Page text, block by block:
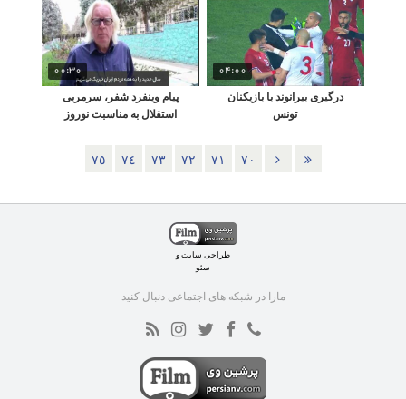
04:00
درگیری بیرانوند با بازیکنان
تونس
00:30
پيام وينفرد شفر، سرمربى
استقلال به مناسبت نوروز
٧٠ ٧١ ٧٢ ٧٣ ٧٤ ٧٥
طراحی سایتو
سئو
مارا در شبکه های اجتماعی دنبال کنید